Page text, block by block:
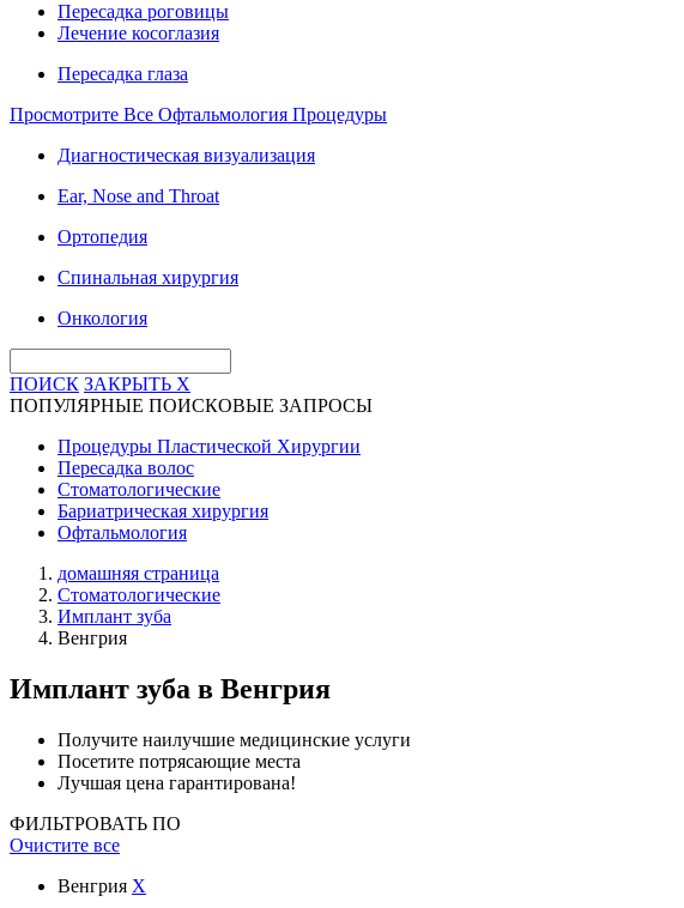
Пересадка роговицы
Лечение косоглазия
Пересадка глаза
Просмотрите Все Офтальмология Процедуры
Диагностическая визуализация
Ear, Nose and Throat
Ортопедия
Спинальная хирургия
Онкология
ПОИСК ЗАКРЫТЬ X
ПОПУЛЯРНЫЕ ПОИСКОВЫЕ ЗАПРОСЫ
Процедуры Пластической Хирургии
Пересадка волос
Стоматологические
Бариатрическая хирургия
Офтальмология
домашняя страница
Стоматологические
Имплант зуба
Венгрия
Имплант зуба в Венгрия
Получите наилучшие медицинские услуги
Посетите потрясающие места
Лучшая цена гарантирована!
ФИЛЬТРОВАТЬ ПО
Очистите все
Венгрия X